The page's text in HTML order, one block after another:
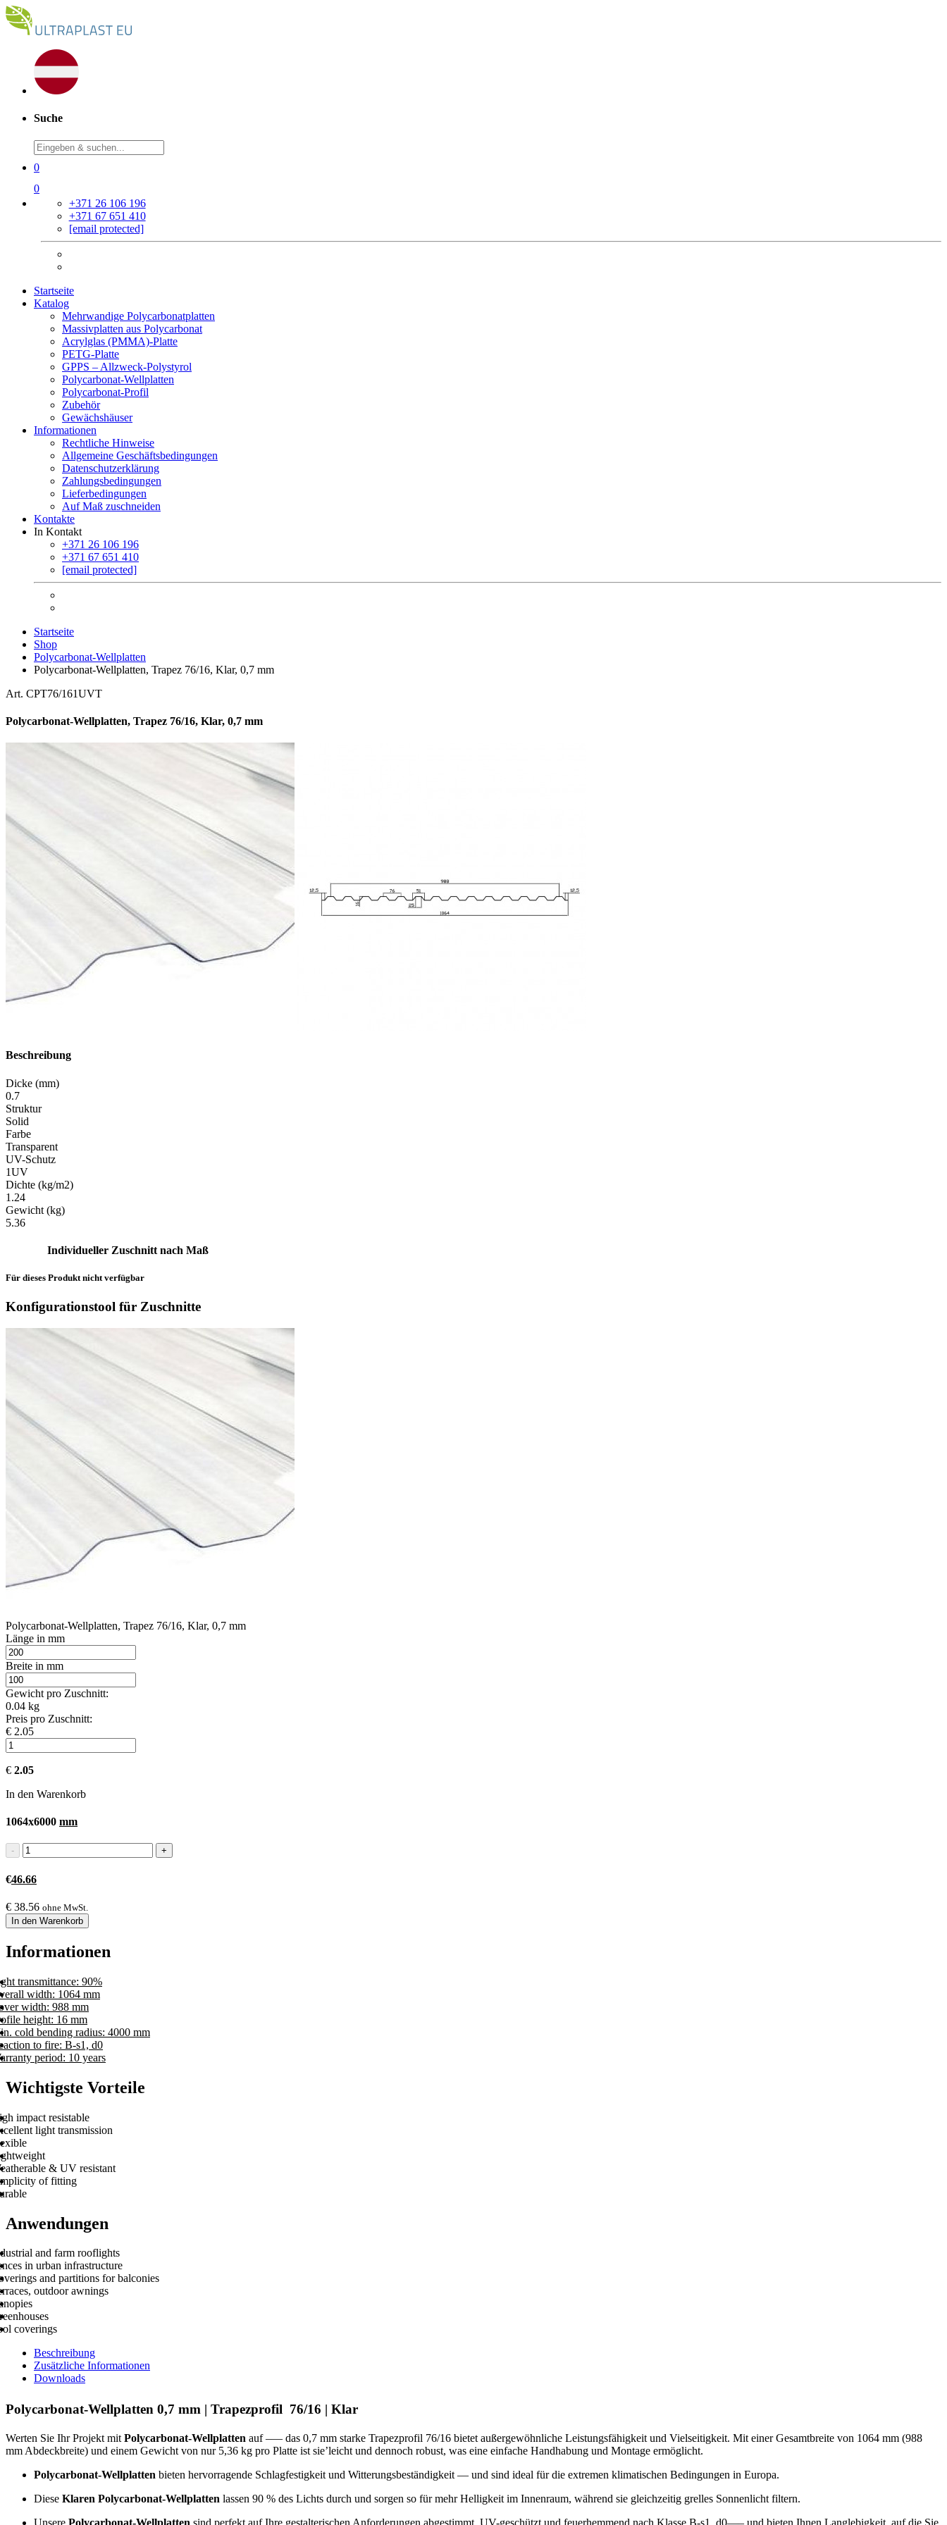
Suche
0
0
+371 26 106 196
+371 67 651 410
[email protected]
Startseite
Katalog
Mehrwandige Polycarbonatplatten
Massivplatten aus Polycarbonat
Acrylglas (PMMA)-Platte
PETG-Platte
GPPS – Allzweck-Polystyrol
Polycarbonat-Wellplatten
Polycarbonat-Profil
Zubehör
Gewächshäuser
Informationen
Rechtliche Hinweise
Allgemeine Geschäftsbedingungen
Datenschutzerklärung
Zahlungsbedingungen
Lieferbedingungen
Auf Maß zuschneiden
Kontakte
In Kontakt
+371 26 106 196
+371 67 651 410
[email protected]
Startseite
Shop
Polycarbonat-Wellplatten
Polycarbonat-Wellplatten, Trapez 76/16, Klar, 0,7 mm
Art. CPT76/161UVT
Polycarbonat-Wellplatten, Trapez 76/16, Klar, 0,7 mm
Beschreibung
Dicke (mm)
0.7
Struktur
Solid
Farbe
Transparent
UV-Schutz
1UV
Dichte (kg/m2)
1.24
Gewicht (kg)
5.36
Individueller Zuschnitt nach Maß
Für dieses Produkt nicht verfügbar
Konfigurationstool für Zuschnitte
Polycarbonat-Wellplatten, Trapez 76/16, Klar, 0,7 mm
Länge in mm
Breite in mm
Gewicht pro Zuschnitt:
0.04 kg
Preis pro Zuschnitt:
€ 2.05
€ 2.05
In den Warenkorb
1064x6000 mm
€46.66
€ 38.56 ohne MwSt.
In den Warenkorb
Informationen
transmittance: 90%
width: 1064 mm
width: 988 mm
height: 16 mm
cold bending radius: 4000 mm
to fire: B-s1, d0
period: 10 years
Wichtigste Vorteile
impact resistable
light transmission
& UV resistant
of fitting
Anwendungen
and farm rooflights
in urban infrastructure
and partitions for balconies
outdoor awnings
coverings
Beschreibung
Zusätzliche Informationen
Downloads
Polycarbonat-Wellplatten 0,7 mm | Trapezprofil 76/16 | Klar
Werten Sie Ihr Projekt mit Polycarbonat-Wellplatten auf –— das 0,7 mm starke Trapezprofil 76/16 bietet außergewöhnliche Leistungsfähigkeit und Vielseitigkeit. Mit einer Gesamtbreite von 1064 mm (988
mm Abdeckbreite) und einem Gewicht von nur 5,36 kg pro Platte ist sie’leicht und dennoch robust, was eine einfache Handhabung und Montage ermöglicht.
Polycarbonat-Wellplatten bieten hervorragende Schlagfestigkeit und Witterungsbeständigkeit — und sind ideal für die extremen klimatischen Bedingungen in Europa.
Diese Klaren Polycarbonat-Wellplatten lassen 90 % des Lichts durch und sorgen so für mehr Helligkeit im Innenraum, während sie gleichzeitig grelles Sonnenlicht filtern.